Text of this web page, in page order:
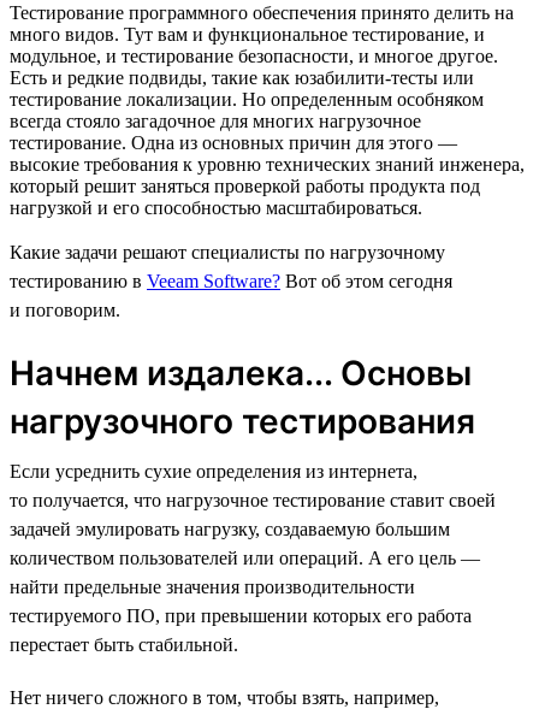
Тестирование программного обеспечения принято делить на
много видов. Тут вам и функциональное тестирование, и
модульное, и тестирование безопасности, и многое другое.
Есть и редкие подвиды, такие как юзабилити-тесты или
тестирование локализации. Но определенным особняком
всегда стояло загадочное для многих нагрузочное
тестирование. Одна из основных причин для этого —
высокие требования к уровню технических знаний инженера,
который решит заняться проверкой работы продукта под
нагрузкой и его способностью масштабироваться.
Какие задачи решают специалисты по нагрузочному
тестированию в Veeam Software? Вот об этом сегодня
и поговорим.
Начнем издалека... Основы
нагрузочного тестирования
Если усреднить сухие определения из интернета,
то получается, что нагрузочное тестирование ставит своей
задачей эмулировать нагрузку, создаваемую большим
количеством пользователей или операций. А его цель —
найти предельные значения производительности
тестируемого ПО, при превышении которых его работа
перестает быть стабильной.
Нет ничего сложного в том, чтобы взять, например,